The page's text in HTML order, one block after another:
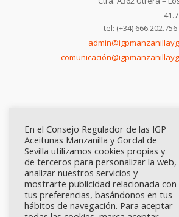
tel: (+34)
En el Consejo Regulador de las IGP
Aceitunas Manzanilla y Gordal de
Sevilla utilizamos cookies propias y
de terceros para personalizar la web,
analizar nuestros servicios y
mostrarte publicidad relacionada con
tus preferencias, basándonos en tus
hábitos de navegación. Para aceptar